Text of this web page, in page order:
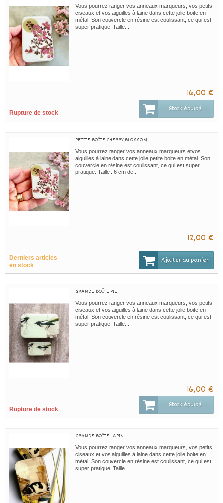
Vous pourrez ranger vos anneaux marqueurs, vos petits
ciseaux et vos aiguilles à laine dans cette jolie boite en
métal. Son couvercle en résine est coulissant, ce qui est
super pratique. Taille...
16,00 €
Rupture de stock Stock épuisé
PETITE BOÎTE CHERRY BLOSSOM
Vous pourrez ranger vos anneaux marqueurs etvos
aiguilles à laine dans cette jolie petite boite en métal. Son
couvercle en résine est coulissant, ce qui est super
pratique. Taille : 6 cm de...
12,00 €
Derniers articles
en stock
Ajouter au panier
GRANDE BOÎTE PIE
Vous pourrez ranger vos anneaux marqueurs, vos petits
ciseaux et vos aiguilles à laine dans cette jolie boite en
métal. Son couvercle en résine est coulissant, ce qui est
super pratique. Taille...
16,00 €
Rupture de stock Stock épuisé
GRANDE BOÎTE LAPIN
Vous pourrez ranger vos anneaux marqueurs, vos petits
ciseaux et vos aiguilles à laine dans cette jolie boite en
métal. Son couvercle en résine est coulissant, ce qui est
super pratique. Taille...